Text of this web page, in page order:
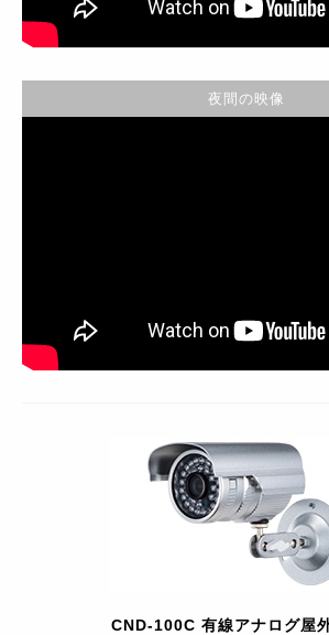
夜間の映像
CND-100C 有線アナログ屋